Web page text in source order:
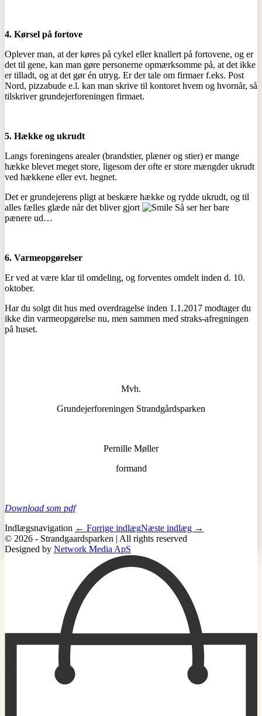
4. Kørsel på fortove
Oplever man, at der køres på cykel eller knallert på fortovene, og er
det til gene, kan man gøre personerne opmærksomme på, at det ikke
er tilladt, og at det gør én utryg. Er der tale om firmaer f.eks. Post
Nord, pizzabude e.l. kan man skrive til kontoret hvem og hvornår, så
tilskriver grundejerforeningen firmaet.
5. Hække og ukrudt
Langs foreningens arealer (brandstier, plæner og stier) er mange
hække blevet meget store, ligesom der ofte er store mængder ukrudt
ved hækkene eller evt. hegnet.
Det er grundejerens pligt at beskære hække og rydde ukrudt, og til
alles fælles glæde når det bliver gjort
Så ser her bare
pænere ud…
6. Varmeopgørelser
Er ved at være klar til omdeling, og forventes omdelt inden d. 10.
oktober.
Har du solgt dit hus med overdragelse inden 1.1.2017 modtager du
ikke din varmeopgørelse nu, men sammen med straks-afregningen
på huset.
Mvh.
Grundejerforeningen Strandgårdsparken
Pernille Møller
formand
Download som pdf
Indlægsnavigation ← Forrige indlægNæste indlæg →
© 2026 - Strandgaardsparken | All rights reserved
Designed by Network Media ApS